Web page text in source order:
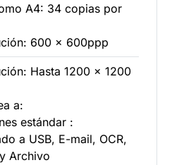
A4: 34 copias por
600 x 600ppp
Hasta 1200 x 1200
a:
estándar :
a USB, E-mail, OCR,
Archivo